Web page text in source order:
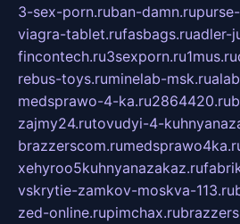
3-sex-porn.ruban-damn.ru
viagra-tablet.rufasbags.ruadler-
fincontech.ru3sexporn.ru1mus.ru
rebus-toys.ruminelab-msk.ru
medsprawo-4-ka.ru2864420.ru
zajmy24.rutovudyi-4-
brazzerscom.ru
xehyroo5kuhnyanazakaz.ru
vskrytie-zamkov-moskva-113.ru
zed-online.rupimchax.ru